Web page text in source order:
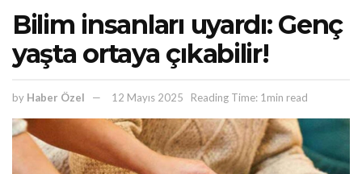
Bilim insanları uyardı: Genç
yaşta ortaya çıkabilir!
by Haber Özel 12 Mayıs 2025 Reading Time: 1min read